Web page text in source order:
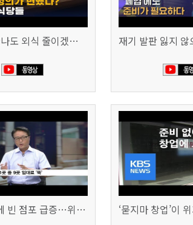
"코로나 끝나도 외식 줄이겠다"…위기의 식당들 (SBS 8시 뉴스)
잇단 폐업에 빈 점포 급증…위기 빠진 상권, 대책 없나 (SBS CNBC)